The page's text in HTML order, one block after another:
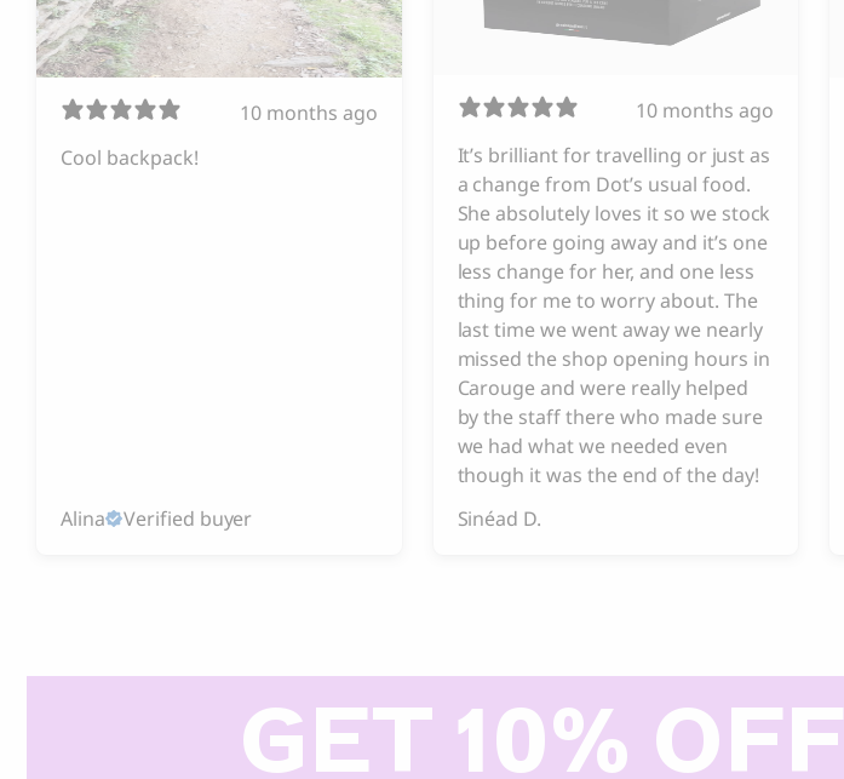
10 months ago
Cool backpack!
Alina Verified buyer
10 months ago
It’s brilliant for travelling or just as
a change from Dot’s usual food.
She absolutely loves it so we stock
up before going away and it’s one
less change for her, and one less
thing for me to worry about. The
last time we went away we nearly
missed the shop opening hours in
Carouge and were really helped
by the staff there who made sure
we had what we needed even
though it was the end of the day!
Sinéad D.
GET 10% OFF